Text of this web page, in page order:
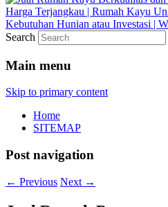
Search
Main menu
Skip to primary content
Home
SITEMAP
Post navigation
← Previous Next →